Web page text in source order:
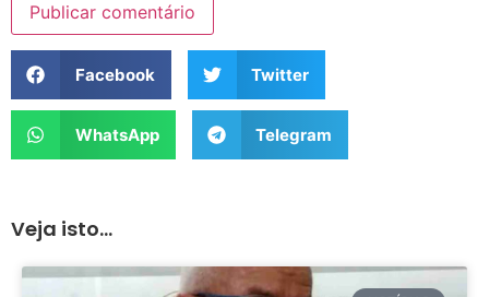
Facebook Twitter
WhatsApp Telegram
Veja isto...